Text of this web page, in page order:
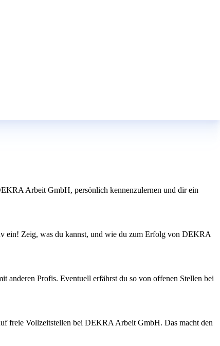
Arbeit GmbH, persönlich kennenzulernen und dir ein
ein! Zeig, was du kannst, und wie du zum Erfolg von DEKRA
anderen Profis. Eventuell erfährst du so von offenen Stellen bei
freie Vollzeitstellen bei DEKRA Arbeit GmbH. Das macht den